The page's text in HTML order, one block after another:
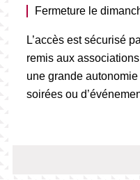
Fermeture le
L’accès est sécurisé
remis aux
une grande
soirées ou